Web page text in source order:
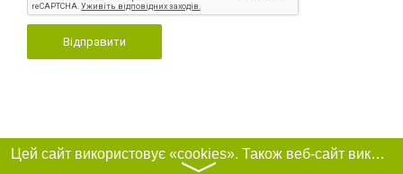
Відправити
Цей сайт використовує «cookies». Також веб-сайт використовує інтернет-сервіс для збору технічних даних стосовно відвідувачів з метою отримання маркетингової та статистичної інформації. Умови обробки даних відвідувачів сайту див.
〉